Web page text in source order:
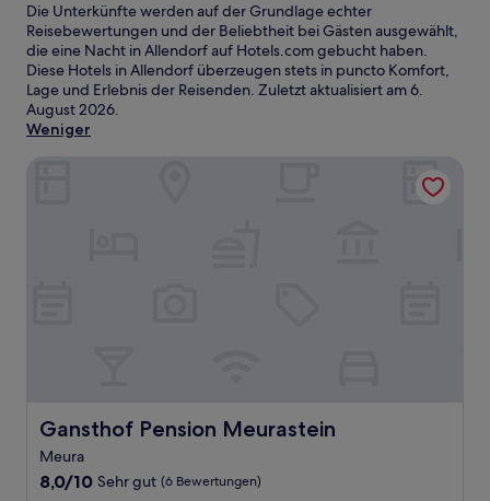
Die Unterkünfte werden auf der Grundlage echter
Reisebewertungen und der Beliebtheit bei Gästen ausgewählt,
die eine Nacht in Allendorf auf Hotels.com gebucht haben.
Diese Hotels in Allendorf überzeugen stets in puncto Komfort,
Lage und Erlebnis der Reisenden. Zuletzt aktualisiert am6.
August 2026.
Weniger
Gansthof Pension Meurastein
Gansthof Pension Meurastein
Meura
8.0
8,0/10 Sehr gut (6 Bewertungen)